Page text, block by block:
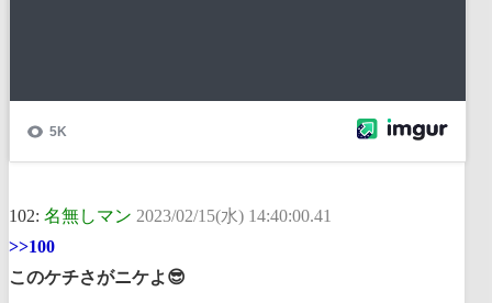
102: 名無しマン 2023/02/15(水) 14:40:00.41
>>100
このケチさがニケよ😎